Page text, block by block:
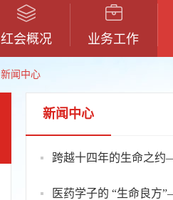
红会概况 业务工作
新闻中心
新闻中心
跨越十四年的生命之约
医药学子的 “生命良方